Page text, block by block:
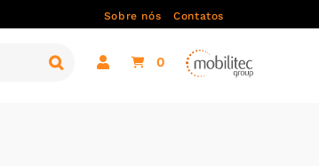
Sobre nós Contatos
0